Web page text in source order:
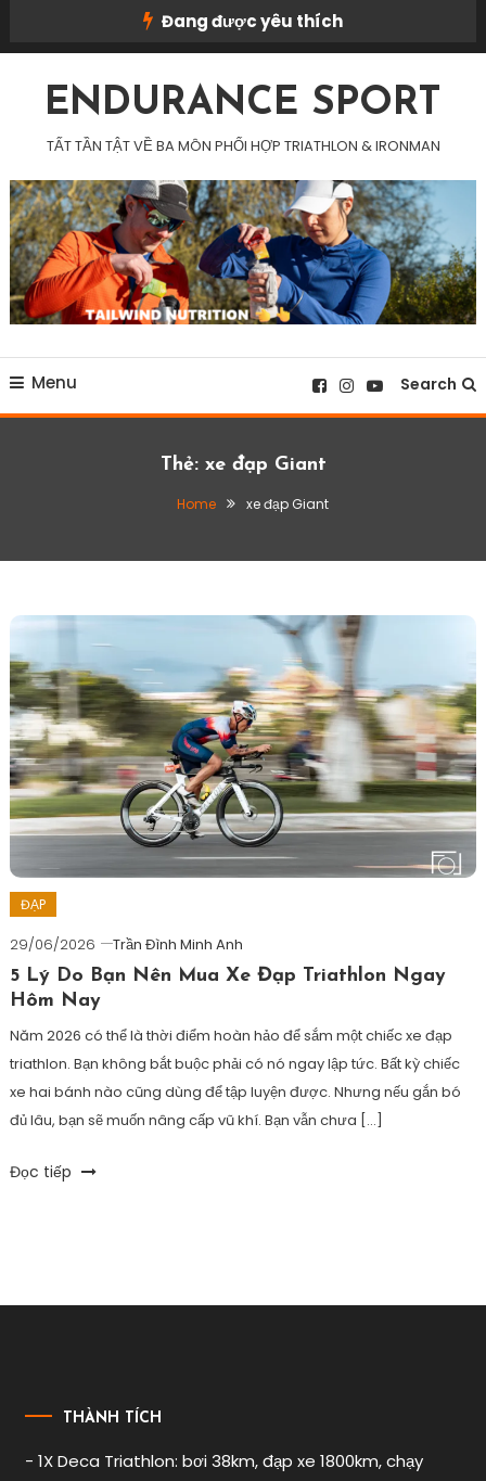
Đang được yêu thích
ENDURANCE SPORT
TẤT TẦN TẬT VỀ BA MÔN PHỐI HỢP TRIATHLON & IRONMAN
Menu Search
Thẻ: xe đạp Giant
Home xe đạp Giant
ĐẠP
29/06/2026
Trần Đình Minh Anh
5 Lý Do Bạn Nên Mua Xe Đạp Triathlon Ngay
Hôm Nay
Năm 2026 có thể là thời điểm hoàn hảo để sắm một chiếc xe đạp
triathlon. Bạn không bắt buộc phải có nó ngay lập tức. Bất kỳ chiếc
xe hai bánh nào cũng dùng để tập luyện được. Nhưng nếu gắn bó
đủ lâu, bạn sẽ muốn nâng cấp vũ khí. Bạn vẫn chưa […]
Tagged
xe
canyon,
Đọc tiếp
THÀNH TÍCH
- 1X Deca Triathlon: bơi 38km, đạp xe 1800km, chạy